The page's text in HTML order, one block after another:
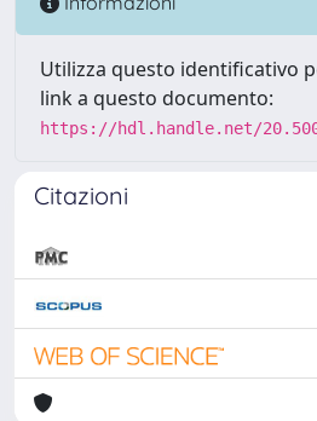
Utilizza questo identificativo
link a questo documento:
https://hdl.handle.net/
Citazioni